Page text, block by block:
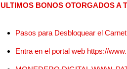
ULTIMOS BONOS OTORGADOS A
Pasos para Desbloquear el
Entra en el portal web https://